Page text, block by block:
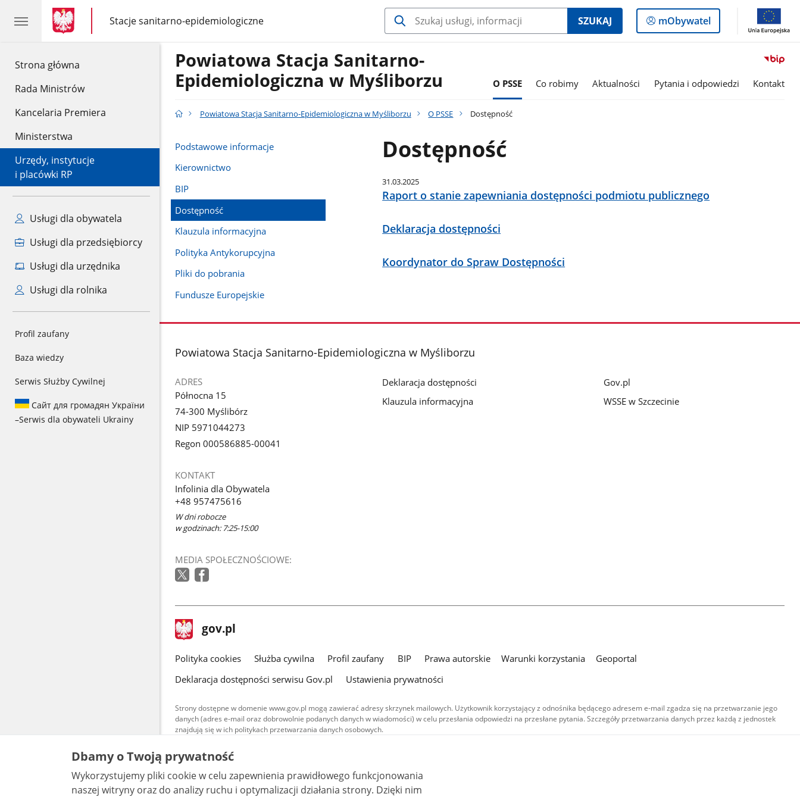
Strona główna
Rada Ministrów
Kancelaria Premiera
Ministerstwa
Urzędy, instytucje
i placówki RP
Usługi dla obywatela
Usługi dla przedsiębiorcy
Usługi dla urzędnika
Usługi dla rolnika
Profil zaufany
Baza wiedzy
Serwis Służby Cywilnej
Сайт для громадян України
–Serwis dla obywateli Ukrainy
gov.pl
gov.pl
Stacje sanitarno-epidemiologiczne
gov.pl
Stacje
sanitarno-
epidemiologiczne
SZUKAJ
Logowanie
do
mObywatel
Powiatowa Stacja Sanitarno-
Epidemiologiczna w Myśliborzu
O PSSE Co robimy Aktualności Pytania i odpowiedzi Kontakt
Powiatowa Stacja Sanitarno-Epidemiologiczna w Myśliborzu O PSSE Dostępność
Podstawowe informacje
Kierownictwo
BIP
Dostępność
Klauzula informacyjna
Polityka Antykorupcyjna
Pliki do pobrania
Fundusze Europejskie
Dostępność
31.03.2025
Raport o stanie zapewniania dostępności podmiotu publicznego
Deklaracja dostępności
Koordynator do Spraw Dostępności
stopka
Powiatowa Stacja Sanitarno-Epidemiologiczna w Myśliborzu
ADRES
Północna 15
74-300 Myślibórz
NIP 5971044273
Regon 000586885-00041
KONTAKT
Infolinia dla Obywatela
+48 957475616
W dni robocze
w godzinach: 7:25-15:00
MEDIA SPOŁECZNOŚCIOWE:
Deklaracja dostępności
Klauzula informacyjna
Gov.pl
WSSE w Szczecinie
stopka
gov.pl Strona
gov.pl
gov.pl
Polityka cookies Służba cywilna Profil zaufany BIP Prawa autorskie Warunki korzystania
Geoportal
Deklaracja dostępności serwisu Gov.pl
Ustawienia prywatności
Strony dostępne w domenie www.gov.pl mogą zawierać adresy skrzynek mailowych. Użytkownik korzystający z odnośnika będącego adresem e-mail zgadza się na przetwarzanie jego
danych (adres e-mail oraz dobrowolnie podanych danych w wiadomości) w celu przesłania odpowiedzi na przesłane pytania. Szczegóły przetwarzania danych przez każdą z jednostek
znajdują się w ich politykach przetwarzania danych osobowych.
Treści tekstowe publikowane w serwisie (z wyłączeniem treści audiowizualnych), są
udostępniane na licencji typu Creative Commons: uznanie autorstwa - na tych samych
warunkach 4.0 (CC BY-SA 4.0). Materiały audiowizualne, w tym zdjęcia, materiały audio i wideo,
są udostępniane na licencji typu Creative Commons: uznanie autorstwa użycie niekomercyjne -
bez utworów zależnych 4.0 (CC BY-NC-ND 4.0), o ile nie jest to stwierdzone inaczej.
Dbamy o Twoją prywatność
Wykorzystujemy pliki cookie w celu zapewnienia prawidłowego funkcjonowania
naszej witryny oraz do analizy ruchu i optymalizacji działania strony. Dzięki nim